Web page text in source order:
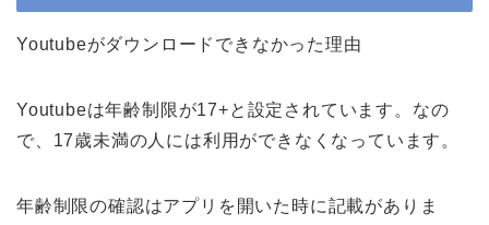
Youtubeがダウンロードできなかった理由
Youtubeは年齢制限が17+と設定されています。なの
で、17歳未満の人には利用ができなくなっています。
年齢制限の確認はアプリを開いた時に記載がありま